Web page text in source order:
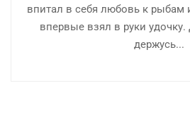
впитал в себя любовь к рыбам
впервые взял в руки
держусь...